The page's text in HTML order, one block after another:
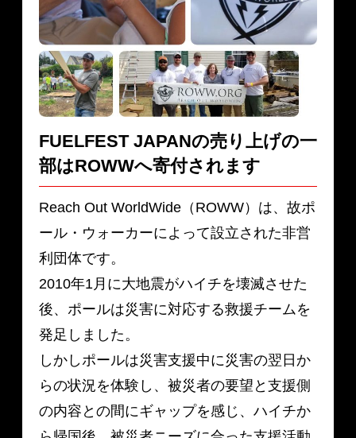
FUELFEST JAPANの売り上げの一
部はROWWへ寄付されます
Reach Out WorldWide（ROWW）は、故ポ
ール・ウォーカーによって設立された非営
利団体です。
2010年1月に大地震がハイチを壊滅させた
後、ポールは災害に対応する救援チームを
発足しました。
しかしポールは災害支援中に災害の翌日か
らの状況を体験し、被災者の要望と支援側
の内容との間にギャップを感じ、ハイチか